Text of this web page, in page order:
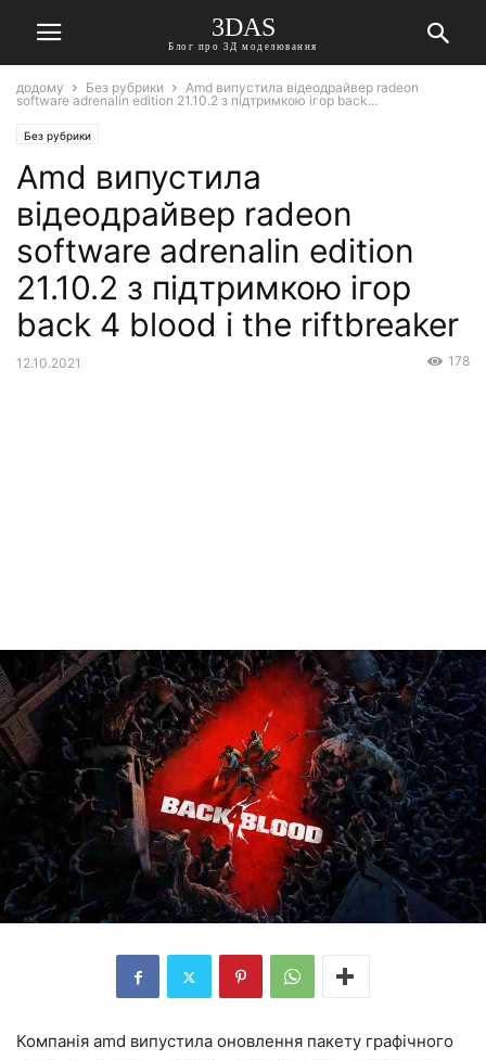
3DAS
Блог про 3Д моделювання
додому Без рубрики
Amd випустила відеодрайвер radeon
software adrenalin edition 21.10.2 з підтримкою ігор back...
Без рубрики
Amd випустила
відеодрайвер radeon
software adrenalin edition
21.10.2 з підтримкою ігор
back 4 blood і the riftbreaker
12.10.2021 178
Компанія amd випустила оновлення пакету графічного